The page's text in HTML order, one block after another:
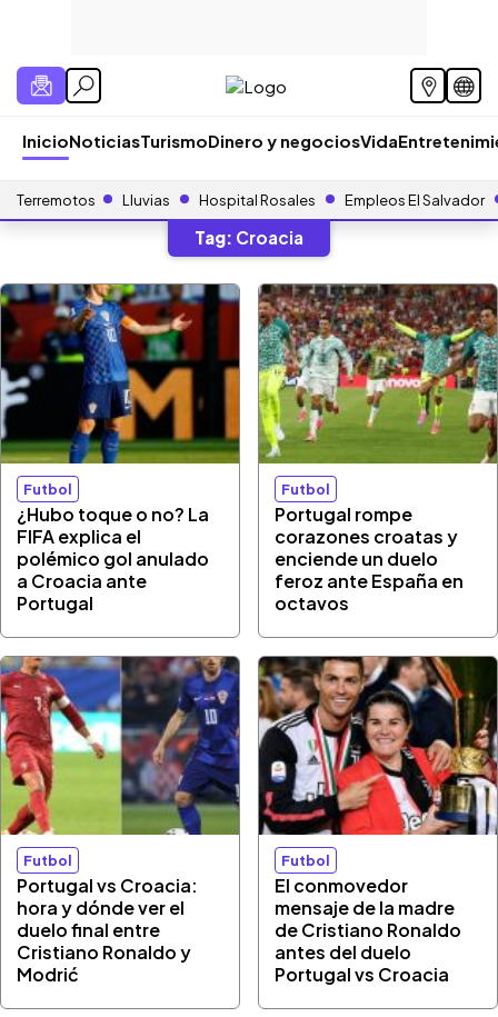
InicioNoticiasTurismoDinero y negociosVida
Terremotos Lluvias Hospital Rosales Empleos El Salvador
Tag: Croacia
Futbol
¿Hubo toque o no? La
FIFA explica el
polémico gol anulado
a Croacia ante
Portugal
Futbol
Portugal rompe
corazones croatas y
enciende un duelo
feroz ante España en
octavos
Futbol
Portugal vs Croacia:
hora y dónde ver el
duelo final entre
Cristiano Ronaldo y
Modrić
Futbol
El conmovedor
mensaje de la madre
de Cristiano Ronaldo
antes del duelo
Portugal vs Croacia